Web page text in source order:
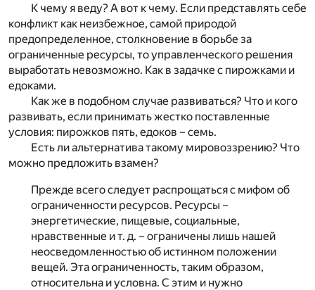
К чему я веду? А вот к чему. Если представлять себе
конфликт как неизбежное, самой природой
предопределенное, столкновение в борьбе за
ограниченные ресурсы, то управленческого решения
выработать невозможно. Как в задачке с пирожками и
едоками.
Как же в подобном случае развиваться? Что и кого
развивать, если принимать жестко поставленные
условия: пирожков пять, едоков – семь.
Есть ли альтернатива такому мировоззрению? Что
можно предложить взамен?
Прежде всего следует распрощаться с мифом об
ограниченности ресурсов. Ресурсы –
энергетические, пищевые, социальные,
нравственные и т. д. – ограничены лишь нашей
неосведомленностью об истинном положении
вещей. Эта ограниченность, таким образом,
относительна и условна. С этим и нужно